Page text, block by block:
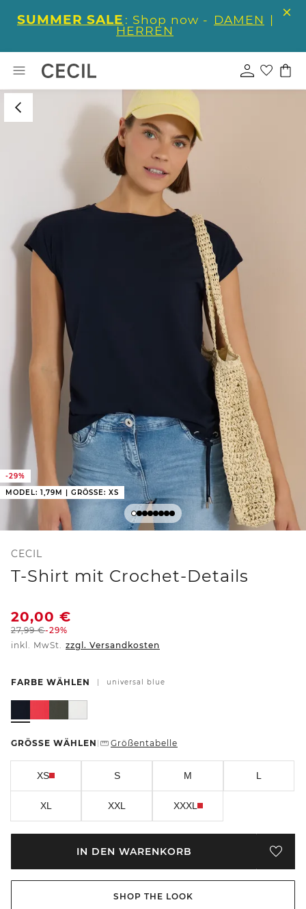
SUMMER SALE : Shop now - DAMEN |
HERREN
-29%
MODEL: 1,79M | GRÖSSE: XS
CECIL
T-Shirt mit Crochet-Details
20,00 €
27,99€-29%
inkl. MwSt. zzgl. Versandkosten
FARBE WÄHLEN universal blue
GRÖSSE WÄHLEN Größentabelle
XS S M L
XL XXL XXXL
IN DEN WARENKORB
SHOP THE LOOK